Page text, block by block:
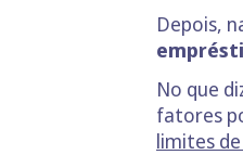
Depois,
No que
fatores
limites